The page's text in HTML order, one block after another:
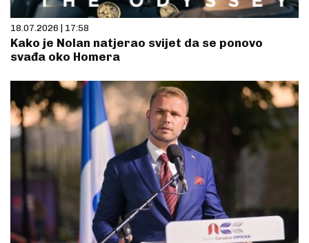
18.07.2026 | 17:58
Kako je Nolan natjerao svijet da se ponovo
svađa oko Homera